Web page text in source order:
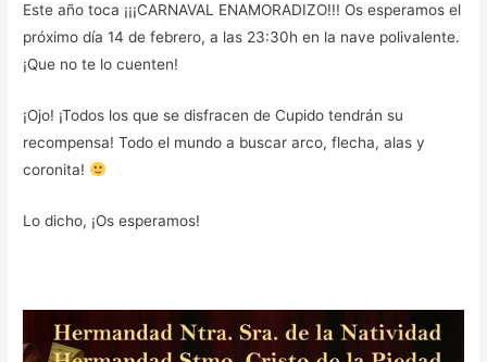
Este año toca ¡¡¡CARNAVAL ENAMORADIZO!!! Os esperamos el
próximo día 14 de febrero, a las 23:30h en la nave polivalente.
¡Que no te lo cuenten!
¡Ojo! ¡Todos los que se disfracen de Cupido tendrán su
recompensa! Todo el mundo a buscar arco, flecha, alas y
coronita!
Lo dicho, ¡Os esperamos!